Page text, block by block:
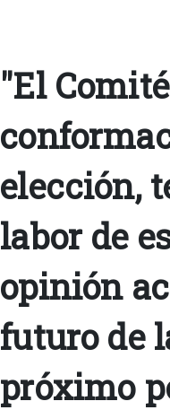
"El
elección,
labor de
opinión
futuro de
próximo